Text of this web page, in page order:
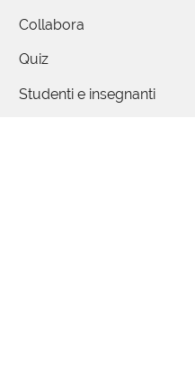
Collabora
Quiz
Studenti e insegnanti